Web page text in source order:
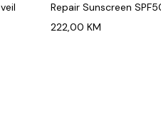
Repair Sunscreen
222,00 KM